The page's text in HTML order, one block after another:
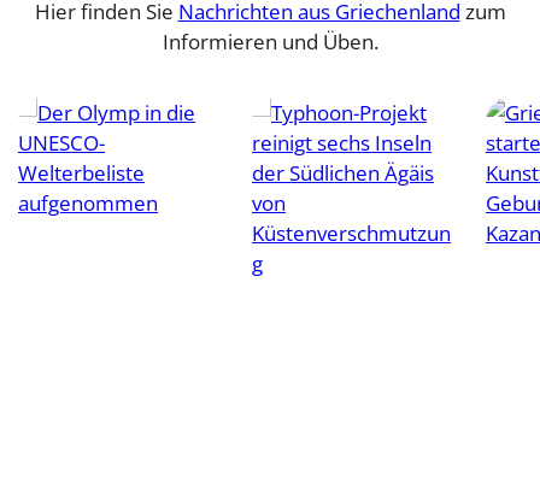
Hier finden Sie Nachrichten aus Griechenland zum
Informieren und Üben.